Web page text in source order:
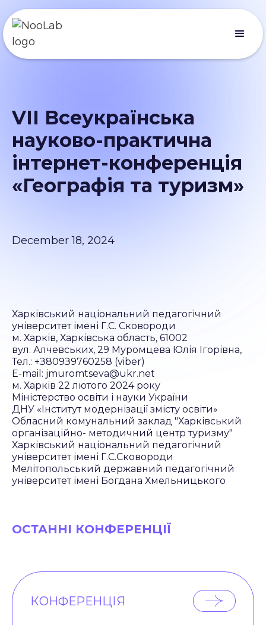
VII Всеукраїнська
науково-практична
інтернет-конференція
«Географія та туризм»
December 18, 2024
Харківський національний педагогічний
університет імені Г.С. Сковороди
м. Харків, Харківська область, 61002
вул. Алчевських, 29 Муромцева Юлія Ігорівна,
Тел.: +З809З9760258 (viber)
Е-mail: jmuromtseva@ukr.net
м. Харків 22 лютого 2024 року
Міністерство освіти і науки України
ДНУ «Інститут модернізації змісту освіти»
Обласний комунальний заклад "Харківський
організаційно- методичний центр туризму"
Харківський національний педагогічний
університет імені Г.С.Сковороди
Мелітопольський державний педагогічний
університет імені Богдана Хмельницького
ОСТАННІ КОНФЕРЕНЦІЇ
КОНФЕРЕНЦІЯ